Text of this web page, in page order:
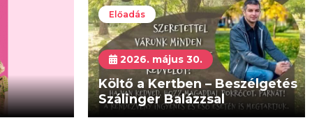
Előadás
2026. május 30.
Költő a Kertben – Beszélgetés
Szálinger Balázzsal